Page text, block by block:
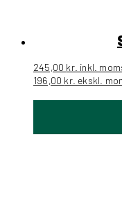
245,00 kr. inkl.
196,00 kr. ekskl.